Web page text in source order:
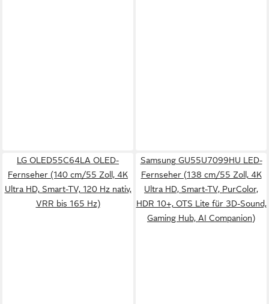
LG OLED55C64LA OLED-
Fernseher (140 cm/55 Zoll, 4K
Ultra HD, Smart-TV, 120 Hz nativ,
VRR bis 165 Hz)
Samsung GU55U7099HU LED-
Fernseher (138 cm/55 Zoll, 4K
Ultra HD, Smart-TV, PurColor,
HDR 10+, OTS Lite für 3D-Sound,
Gaming Hub, AI Companion)